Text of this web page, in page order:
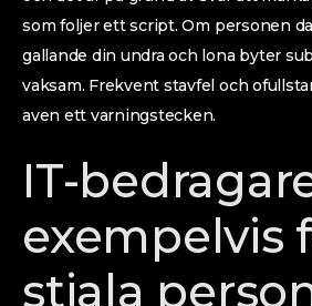
som foljer ett script. Om personen
gallande din undra och lona byter
vaksam. Frekvent stavfel och
aven ett varningstecken.
IT-
exempelvis
stjala